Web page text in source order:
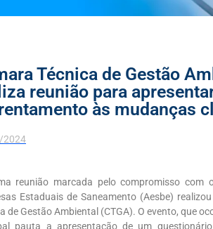
Técnica de Gestão
reunião para
às mudanças
2024
reunião marcada pelo compromisso
Estaduais de Saneamento (Aesbe)
de Gestão Ambiental (CTGA). O evento, que
pauta a apresentação de um